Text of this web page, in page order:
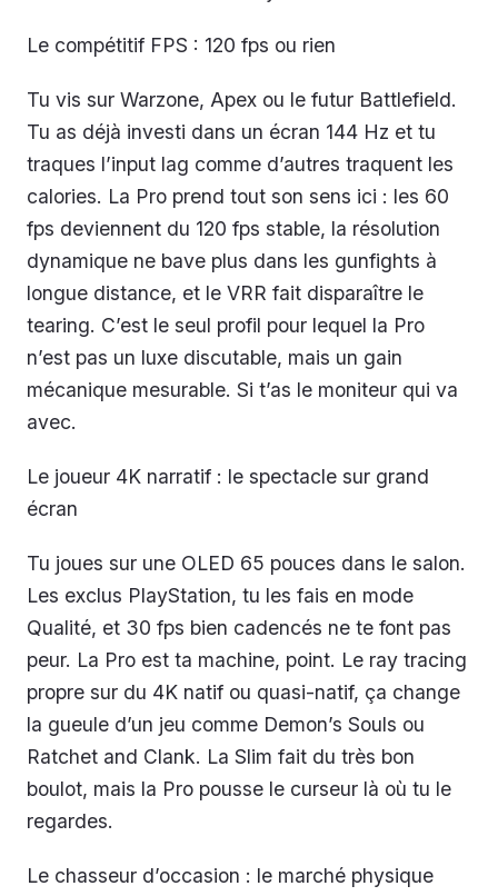
Le compétitif FPS : 120 fps ou rien
Tu vis sur Warzone, Apex ou le futur Battlefield.
Tu as déjà investi dans un écran 144 Hz et tu
traques l’input lag comme d’autres traquent les
calories. La Pro prend tout son sens ici : les 60
fps deviennent du 120 fps stable, la résolution
dynamique ne bave plus dans les gunfights à
longue distance, et le VRR fait disparaître le
tearing. C’est le seul profil pour lequel la Pro
n’est pas un luxe discutable, mais un gain
mécanique mesurable. Si t’as le moniteur qui va
avec.
Le joueur 4K narratif : le spectacle sur grand
écran
Tu joues sur une OLED 65 pouces dans le salon.
Les exclus PlayStation, tu les fais en mode
Qualité, et 30 fps bien cadencés ne te font pas
peur. La Pro est ta machine, point. Le ray tracing
propre sur du 4K natif ou quasi-natif, ça change
la gueule d’un jeu comme Demon’s Souls ou
Ratchet and Clank. La Slim fait du très bon
boulot, mais la Pro pousse le curseur là où tu le
regardes.
Le chasseur d’occasion : le marché physique